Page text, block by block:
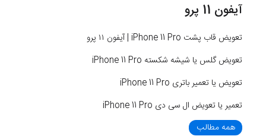
آیفون 11 پرو
تعویض قاب پشت iPhone 11 Pro | آیفون ۱۱ پرو
تعویض گلس یا شیشه شکسته iPhone 11 Pro
تعویض یا تعمیر باتری iPhone 11 Pro
تعمیر یا تعویض ال سی دی iPhone 11 Pro
همه مطالب